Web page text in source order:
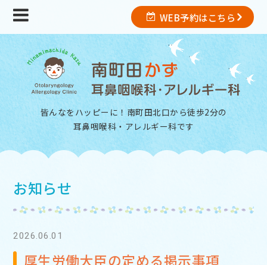
WEB予約はこちら
皆んなをハッピーに！南町田北口から徒歩2分の
耳鼻咽喉科・アレルギー科です
お知らせ
2026.06.01
厚生労働大臣の定める掲示事項